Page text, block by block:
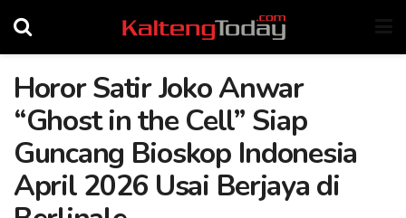
Horor Satir Joko Anwar
“Ghost in the Cell” Siap
Guncang Bioskop Indonesia
April 2026 Usai Berjaya di